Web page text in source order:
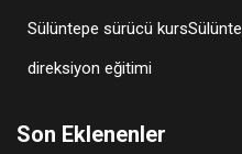
Sülüntepe sürücü
direksiyon eğitimi
Son Eklenenler